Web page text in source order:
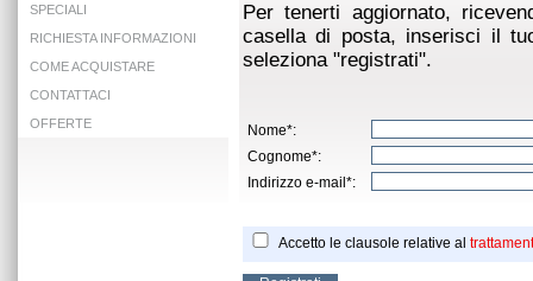
SPECIALI
RICHIESTA INFORMAZIONI
COME ACQUISTARE
CONTATTACI
OFFERTE
Per tenerti aggiornato,
casella di posta, inserisci il
seleziona "registrati".
Nome*:
Cognome*:
Indirizzo e-mail*:
Accetto le clausole relative al